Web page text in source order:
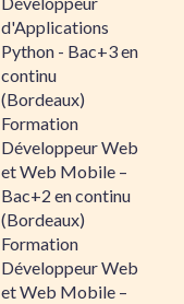
d'Applications
Python - Bac+3 en
continu
(Bordeaux)
Formation
Développeur Web
et Web Mobile –
Bac+2 en continu
(Bordeaux)
Formation
Développeur Web
et Web Mobile –